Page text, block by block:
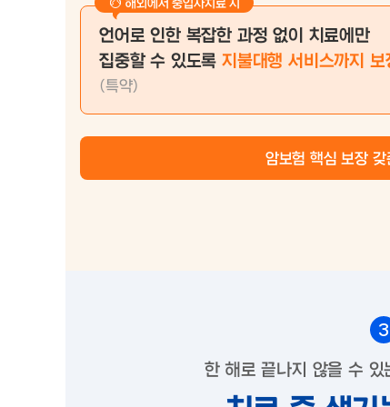
언어로 인한 복잡한 과정 없이 치료에만
집중할 수 있도록지불대행 서비스까지 보
(특약)
암보험 핵심 보장 갖
3
한 해로 끝나지 않을 수 있